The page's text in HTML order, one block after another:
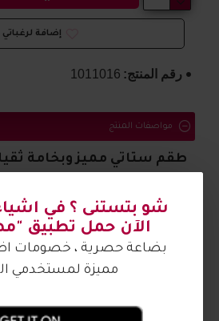
شو بتستنى ؟ في
الآن حمل تطبيق
بضاعة حصرية ، خصومات
مميزة لمستخدمي
رقم المنتج: 1011016
إضافة لرغباتي
مواصفات المنتج
طقم ستاتي مميز وبخامة